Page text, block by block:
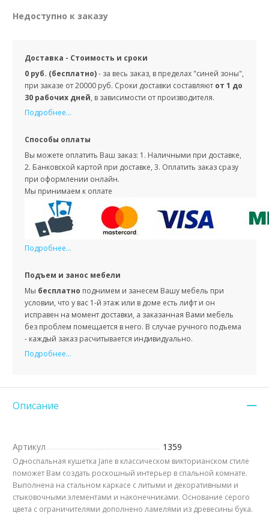
Недоступно к заказу
Доставка - Стоимость и сроки
0 руб. (бесплатно)- за весь заказ, в пределах "синей зоны",
при заказе от 20000 руб. Сроки доставки составляют от 1 до
30 рабочих дней, в зависимости от производителя.
Подробнее...
Способы оплаты
Вы можете оплатить Ваш заказ: 1. Наличными при доставке,
2. Банковской картой при доставке, 3. Оплатить заказ сразу
при оформлении онлайн.
Мы принимаем к оплате
Подробнее...
Подъем и занос мебели
Мы бесплатно поднимем и занесем Вашу мебель при
условии, что у вас 1-й этаж или в доме есть лифт и он
исправен на момент доставки, а заказанная Вами мебель
без проблем помещается в него. В случае ручного подъема
- каждый заказ расчитывается индивидуально.
Подробнее...
Описание
Артикул 1359
Односпальная кушетка Jane в классическом викторианском стиле
поможет Вам создать роскошный интерьер в спальной комнате.
Выполнена на стальном каркасе с литыми и декоративными и
стыковочными элементами и наконечниками. Основание серого
цвета с ограничителями дополнено ламелями из древесины бука.